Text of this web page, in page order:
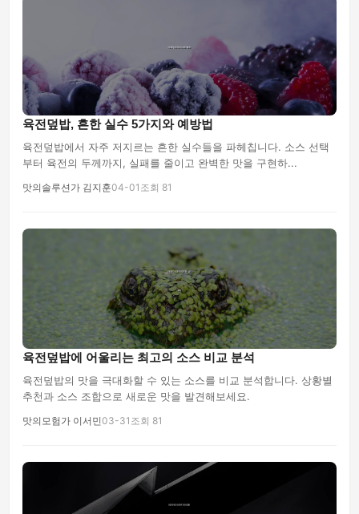
육전덮밥, 흔한 실수 5가지와 예방법
육전덮밥에서 자주 저지르는 흔한 실수들을 파헤칩니다. 소스 선택
부터 육전의 두께까지, 실패를 줄이고 완벽한 맛을 구현하...
맛의솔루션가 김지훈04-01 조회 81
육전덮밥에 어울리는 최고의 소스 비교 분석
육전덮밥의 맛을 극대화할 수 있는 소스를 비교 분석합니다. 상황별
추천과 소스 조합으로 새로운 맛을 발견해보세요.
맛의모험가 이서민03-31 조회 81